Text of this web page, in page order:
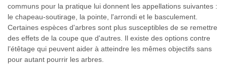
communs pour la pratique lui donnent les appellations suivantes :
le chapeau-soutirage, la pointe, l'arrondi et le basculement.
Certaines espèces d'arbres sont plus susceptibles de se remettre
des effets de la coupe que d'autres. Il existe des options contre
l’étêtage qui peuvent aider à atteindre les mêmes objectifs sans
pour autant pourrir les arbres.